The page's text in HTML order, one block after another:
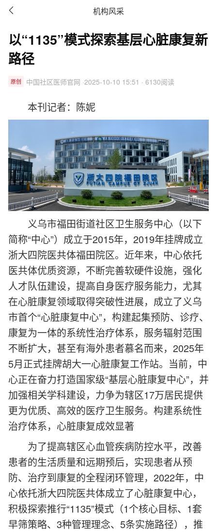
 机构风采
以“1135”模式探索基层心脏康复新
路径
原创 中国社区医师官网 ·2025-10-10 15:51 · 6130阅读
本刊记者：陈妮
义乌市福田街道社区卫生服务中心（以下
简称“中心”）成立于2015年，2019年挂牌成立
浙大四院医共体福田院区。近年来，中心依托
医共体优质资源，不断完善软硬件设施，强化
人才队伍建设，提高自身医疗服务能力，尤其
在心脏康复领域取得突破性进展，成立了义乌
市首个“心脏康复中心”，构建起集预防、诊疗、
康复为一体的系统性治疗体系，服务辐射范围
不断扩大，甚至有海外患者慕名而来，2025年
5月正式挂牌胡大一心脏康复工作站。当前，中
心正在奋力打造国家级“基层心脏康复中心”，并
加强相关学科建设，力争为辖区17万居民提供
更为优质、高效的医疗卫生服务。构建系统性
治疗体系，心脏康复成效显著
为了提高辖区心血管疾病防控水平，改善
患者的生活质量和远期预后，实现患者从预
防、治疗到康复的全程闭环管理，2022年，中
心依托浙大四院医共体成立了心脏康复中心，
积极探索推行“1135”模式（1个核心目标、1套
早筛策略、3种管理理念、5条实施路径），推